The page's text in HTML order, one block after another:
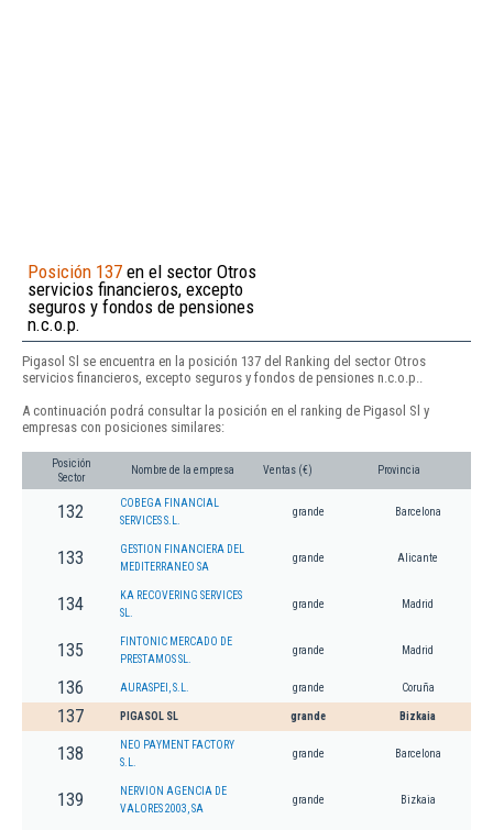
Posición 137 en el sector Otros
servicios financieros, excepto
seguros y fondos de pensiones
n.c.o.p.
Pigasol Sl se encuentra en la posición 137 del Ranking del sector Otros
servicios financieros, excepto seguros y fondos de pensiones n.c.o.p..
A continuación podrá consultar la posición en el ranking de Pigasol Sl y
empresas con posiciones similares:
Posición
Sector
Nombre de la empresa Ventas (€) Provincia
132
COBEGA FINANCIAL
SERVICES S.L.
grande Barcelona
133
GESTION FINANCIERA DEL
MEDITERRANEO SA
grande Alicante
134
KA RECOVERING SERVICES
SL.
grande Madrid
135
FINTONIC MERCADO DE
PRESTAMOS SL.
grande Madrid
136 AURASPEI, S.L. grande Coruña
137 PIGASOL SL grande Bizkaia
138
NEO PAYMENT FACTORY
S.L.
grande Barcelona
139
NERVION AGENCIA DE
VALORES 2003, SA
grande Bizkaia